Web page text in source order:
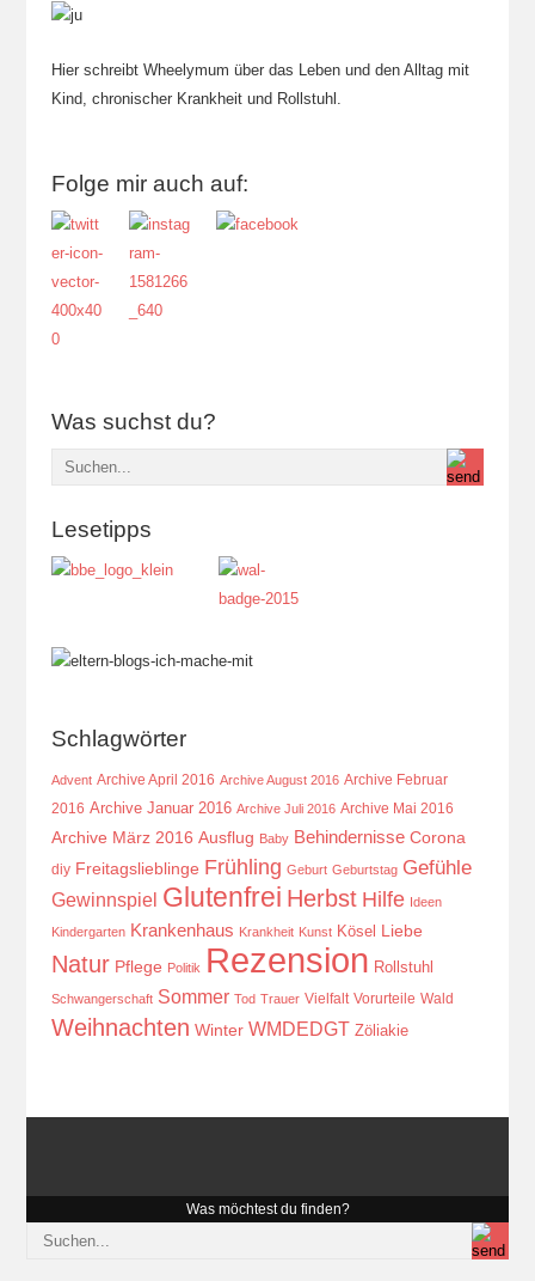
Hier schreibt Wheelymum über das Leben und den Alltag mit
Kind, chronischer Krankheit und Rollstuhl.
Folge mir auch auf:
Was suchst du?
Lesetipps
Schlagwörter
Advent Archive April 2016 Archive August 2016 Archive Februar
2016 Archive Januar 2016 Archive Juli 2016 Archive Mai 2016
Archive März 2016 Ausflug Baby Behindernisse Corona
diy Freitagslieblinge Frühling Geburt Geburtstag Gefühle
Gewinnspiel Glutenfrei Herbst Hilfe Ideen
Kindergarten Krankenhaus Krankheit Kunst Kösel Liebe
Natur Pflege Politik Rezension Rollstuhl
Schwangerschaft Sommer Tod Trauer Vielfalt Vorurteile Wald
Weihnachten Winter WMDEDGT Zöliakie
Was möchtest du finden?